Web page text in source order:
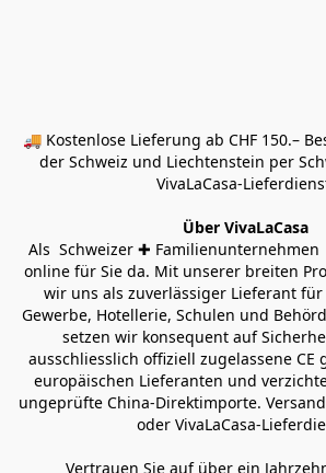
🚚 Kostenlose Lieferung ab CHF 150.–
der Schweiz und Liechtenstein per
VivaLaCasa-
Über VivaLaCasa
Als  Schweizer ✚ Familienunternehmen
online für Sie da. Mit unserer breiten
wir uns als zuverlässiger Lieferant
Gewerbe, Hotellerie, Schulen und
setzen wir konsequent auf
ausschliesslich offiziell zugelassene CE
europäischen Lieferanten und
ungeprüfte China-Direktimporte.
oder VivaLaCasa-
Vertrauen Sie auf über ein